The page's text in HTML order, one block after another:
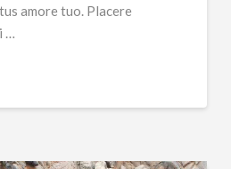
amore tuo. Placere
…